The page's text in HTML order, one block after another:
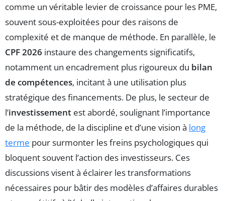
comme un véritable levier de croissance pour les PME,
souvent sous-exploitées pour des raisons de
complexité et de manque de méthode. En parallèle, le
CPF 2026 instaure des changements significatifs,
notamment un encadrement plus rigoureux du bilan
de compétences, incitant à une utilisation plus
stratégique des financements. De plus, le secteur de
l’investissement est abordé, soulignant l’importance
de la méthode, de la discipline et d’une vision à long
terme pour surmonter les freins psychologiques qui
bloquent souvent l’action des investisseurs. Ces
discussions visent à éclairer les transformations
nécessaires pour bâtir des modèles d’affaires durables